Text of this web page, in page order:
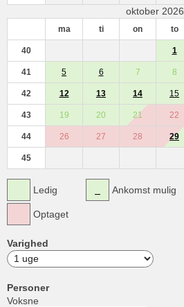
oktober 2026
ma ti on to
40 1
41 5 6 7 8
42 12 13 14 15
43 19 20 21 22
44 26 27 28 29
45
Ledig
Optaget
Ankomst mulig
Varighed
Personer
Voksne